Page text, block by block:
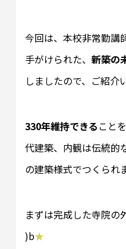
今回は、本校非常勤講
手がけられた、 新築の
しましたので、ご紹介
330年維持できること
代建築、内観は伝統的
の建築様式でつくられ
まずは完成した寺院
)b★